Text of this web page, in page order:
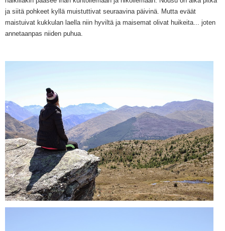
ja siitä pohkeet kyllä muistuttivat seuraavina päivinä. Mutta eväät
maistuivat kukkulan laella niin hyviltä ja maisemat olivat huikeita... joten
annetaanpas niiden puhua.